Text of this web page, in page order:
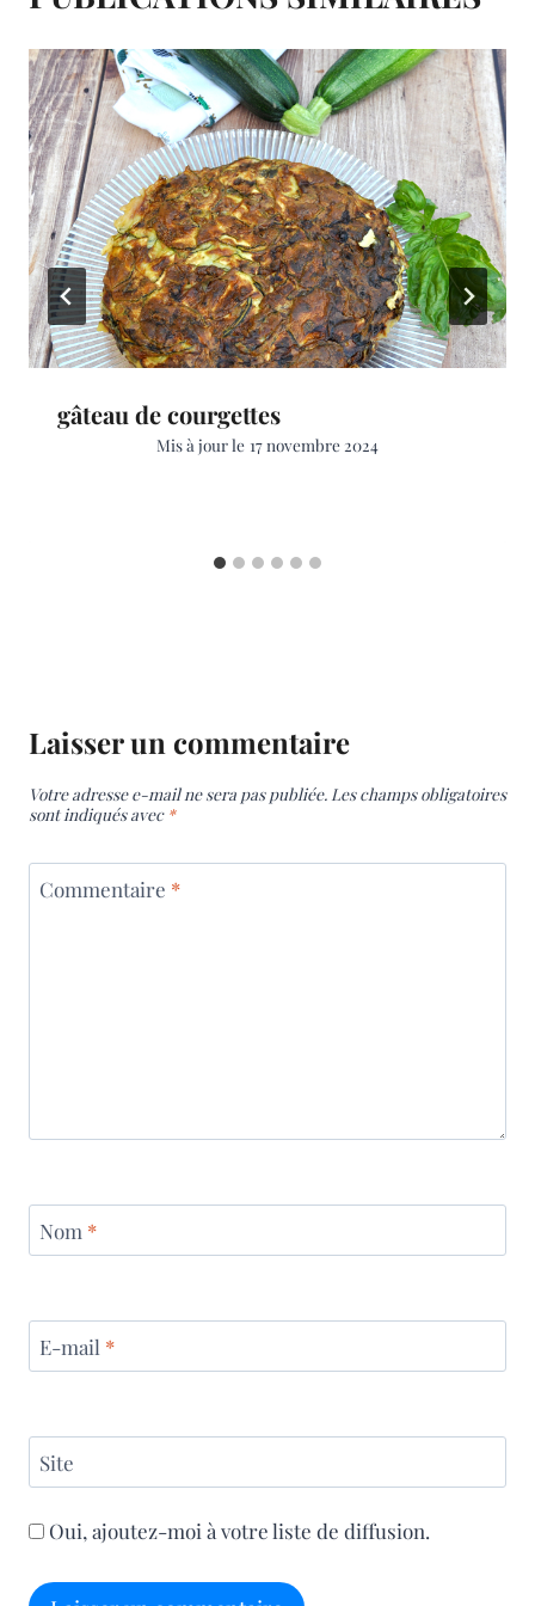
gâteau de courgettes
Mis à jour le 17 novembre 2024
Laisser un commentaire
Votre adresse e-mail ne sera pas publiée. Les champs obligatoires
sont indiqués avec *
Commentaire *
Nom *
E-mail *
Site
Oui, ajoutez-moi à votre liste de diffusion.